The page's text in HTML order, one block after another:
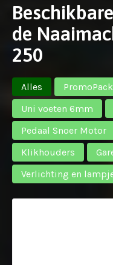
de
250
Alles
Uni voeten 6mm
Pedaal Snoer Motor
Klikhouders
Verlichting en